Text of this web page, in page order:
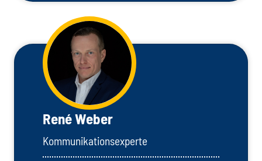
René Weber
Kommunikationsexperte